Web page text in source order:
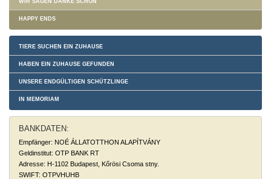
WIR SAGEN DANKE SCHÖN
HAPPY ENDS
TIERE SUCHEN EIN ZUHAUSE
HABEN EIN ZUHAUSE GEFUNDEN
UNSERE ENDGÜLTIGEN SCHÜTZLINGE
IN MEMORIAM
BANKDATEN:
Empfänger: NOÉ ÁLLATOTTHON ALAPÍTVÁNY
Geldinstitut: OTP BANK RT
Adresse: H-1102 Budapest, Kőrösi Csoma stny.
SWIFT: OTPVHUHB